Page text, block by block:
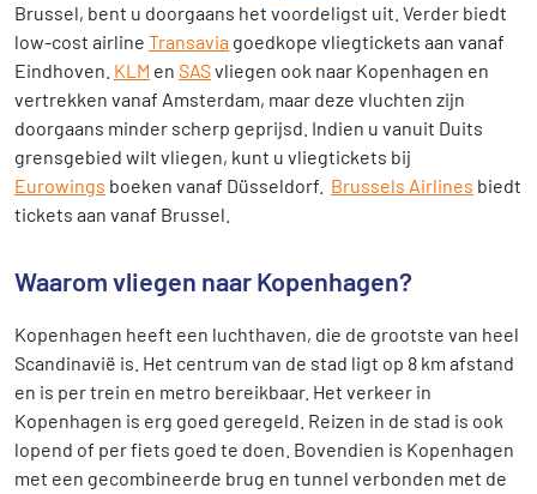
Brussel, bent u doorgaans het voordeligst uit. Verder biedt
low-cost airline Transavia goedkope vliegtickets aan vanaf
Eindhoven. KLM en SASvliegen ook naar Kopenhagen en
vertrekken vanaf Amsterdam, maar deze vluchten zijn
doorgaans minder scherp geprijsd. Indien u vanuit Duits
grensgebied wilt vliegen, kunt u vliegtickets bij
Eurowings boeken vanaf Düsseldorf. Brussels Airlines biedt
tickets aan vanaf Brussel.
Waarom vliegen naar Kopenhagen?
Kopenhagen heeft een luchthaven, die de grootste van heel
Scandinavië is. Het centrum van de stad ligt op 8 km afstand
en is per trein en metro bereikbaar. Het verkeer in
Kopenhagen is erg goed geregeld. Reizen in de stad is ook
lopend of per fiets goed te doen. Bovendien is Kopenhagen
met een gecombineerde brug en tunnel verbonden met de